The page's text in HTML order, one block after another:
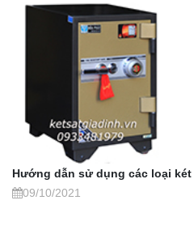
Hướng dẫn sử dụng các loại két
09/10/2021